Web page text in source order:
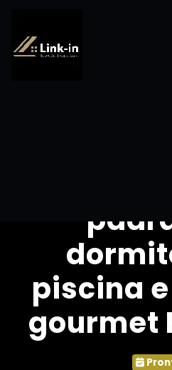
Casa à
piscina
gourmet